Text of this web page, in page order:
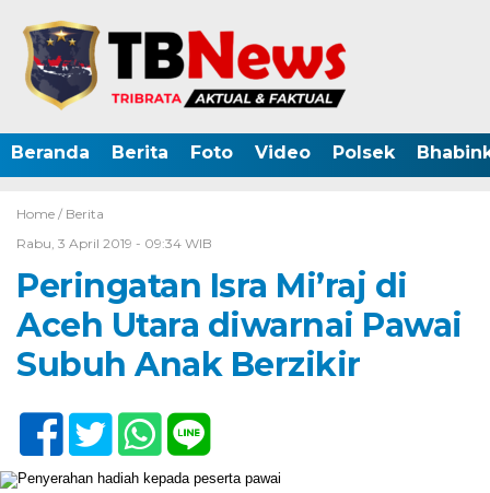
Beranda Berita Foto Video Polsek
Home / Berita
Rabu, 3 April 2019 - 09:34 WIB
Peringatan Isra Mi’raj di
Aceh Utara diwarnai Pawai
Subuh Anak Berzikir